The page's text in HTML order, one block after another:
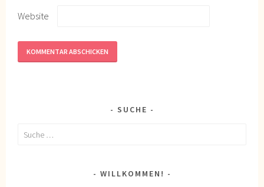
Website
SUCHE
Suche
WILLKOMMEN!